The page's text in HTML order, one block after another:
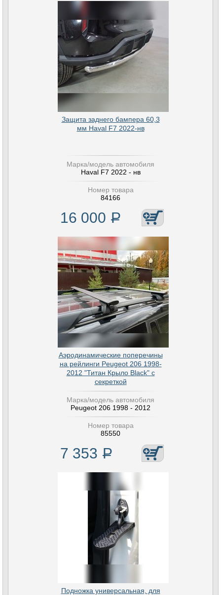
Защита заднего бампера 60,3
мм Haval F7 2022-нв
Марка/модель автомобиля
Haval F7 2022 - нв
Номер товара
84166
16 000 Р
Аэродинамические поперечины
на рейлинги Peugeot 206 1998-
2012 "Титан Крыло Black" с
секреткой
Марка/модель автомобиля
Peugeot 206 1998 - 2012
Номер товара
85550
7 353 Р
Подножка универсальная, для